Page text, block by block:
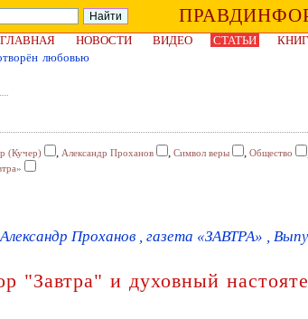
ГЛАВНАЯ
НОВОСТИ ВИДЕО СТАТЬИ
любовью
(Кучер) , Александр Проханов , Символ веры , Общество
Проханов , газета «ЗАВТРА» ,
"Завтра" и духовный